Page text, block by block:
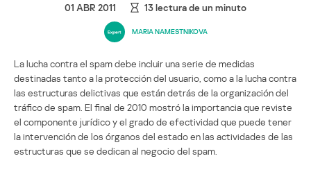
01 ABR 2011 13lectura de un minuto
MARIA NAMESTNIKOVA
La lucha contra el spam debe incluir una serie de medidas
destinadas tanto a la protección del usuario, como a la lucha contra
las estructuras delictivas que están detrás de la organización del
tráfico de spam. El final de 2010 mostró la importancia que reviste
el componente jurídico y el grado de efectividad que puede tener
la intervención de los órganos del estado en las actividades de las
estructuras que se dedican al negocio del spam.